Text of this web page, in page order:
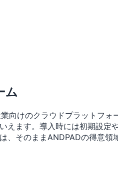
ム
向けのクラウドプラットフォ
ます。導入時には初期設定
そのままANDPADの得意領